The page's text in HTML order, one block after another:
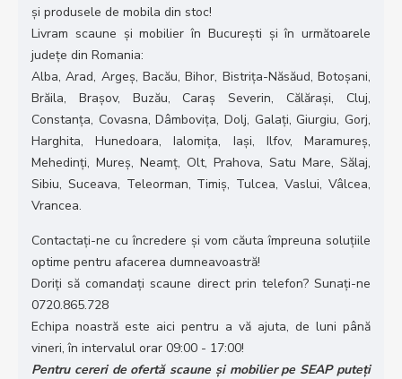
și produsele de mobila din stoc!
Livram scaune și mobilier în București și în următoarele
județe din Romania:
Alba, Arad, Argeș, Bacău, Bihor, Bistrița-Năsăud, Botoșani,
Brăila, Brașov, Buzău, Caraș Severin, Călărași, Cluj,
Constanța, Covasna, Dâmbovița, Dolj, Galați, Giurgiu, Gorj,
Harghita, Hunedoara, Ialomița, Iași, Ilfov, Maramureș,
Mehedinți, Mureș, Neamț, Olt, Prahova, Satu Mare, Sălaj,
Sibiu, Suceava, Teleorman, Timiș, Tulcea, Vaslui, Vâlcea,
Vrancea.
Contactați-ne cu încredere și vom căuta împreuna soluțiile
optime pentru afacerea dumneavoastră!
Doriți să comandați scaune direct prin telefon? Sunați-ne
0720.865.728
Echipa noastră este aici pentru a vă ajuta, de luni până
vineri, în intervalul orar 09:00 - 17:00!
Pentru cereri de ofertă scaune și mobilier pe SEAP puteți